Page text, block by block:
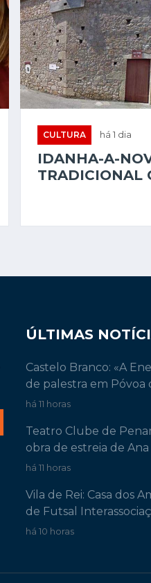
CULTURA há 1 dia
IDANHA-A-
TRADICIONAL
ÚLTIMAS
Castelo Branco: «A
de palestra em Póvoa
há 11 horas
Teatro Clube de
obra de estreia de
há 11 horas
Vila de Rei: Casa dos
de Futsal
há 10 horas